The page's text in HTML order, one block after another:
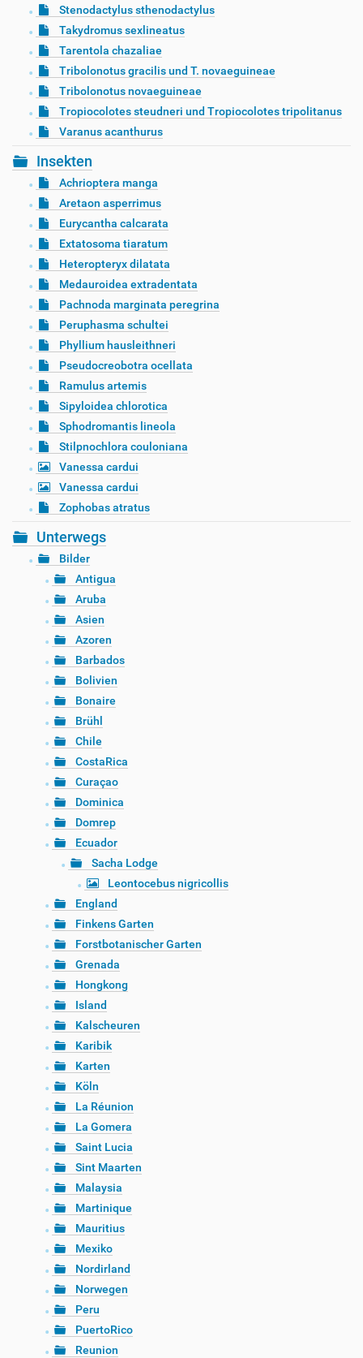
Stenodactylus sthenodactylus
Takydromus sexlineatus
Tarentola chazaliae
Tribolonotus gracilis und T. novaeguineae
Tribolonotus novaeguineae
Tropiocolotes steudneri und Tropiocolotes tripolitanus
Varanus acanthurus
Insekten
Achrioptera manga
Aretaon asperrimus
Eurycantha calcarata
Extatosoma tiaratum
Heteropteryx dilatata
Medauroidea extradentata
Pachnoda marginata peregrina
Peruphasma schultei
Phyllium hausleithneri
Pseudocreobotra ocellata
Ramulus artemis
Sipyloidea chlorotica
Sphodromantis lineola
Stilpnochlora couloniana
Vanessa cardui
Vanessa cardui
Zophobas atratus
Unterwegs
Bilder
Antigua
Aruba
Asien
Azoren
Barbados
Bolivien
Bonaire
Brühl
Chile
CostaRica
Curaçao
Dominica
Domrep
Ecuador
Sacha Lodge
Leontocebus nigricollis
England
Finkens Garten
Forstbotanischer Garten
Grenada
Hongkong
Island
Kalscheuren
Karibik
Karten
Köln
La Réunion
La Gomera
Saint Lucia
Sint Maarten
Malaysia
Martinique
Mauritius
Mexiko
Nordirland
Norwegen
Peru
PuertoRico
Reunion